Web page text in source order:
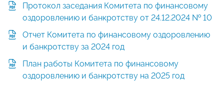
Протокол заседания Комитета по финансовому
оздоровлению и банкротству от 24.12.2024 № 10
Отчет Комитета по финансовому оздоровлению
и банкротству за 2024 год
План работы Комитета по финансовому
оздоровлению и банкротству на 2025 год